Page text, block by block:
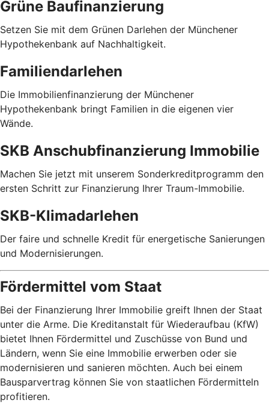
Grüne Baufinanzierung
Setzen Sie mit dem Grünen Darlehen der Münchener
Hypothekenbank auf Nachhaltigkeit.
Familiendarlehen
Die Immobilienfinanzierung der Münchener
Hypothekenbank bringt Familien in die eigenen vier
Wände.
SKB Anschubfinanzierung Immobilie
Machen Sie jetzt mit unserem Sonderkreditprogramm den
ersten Schritt zur Finanzierung Ihrer Traum-Immobilie.
SKB-Klimadarlehen
Der faire und schnelle Kredit für energetische Sanierungen
und Modernisierungen.
Fördermittel vom Staat
Bei der Finanzierung Ihrer Immobilie greift Ihnen der Staat
unter die Arme. Die Kreditanstalt für Wiederaufbau (KfW)
bietet Ihnen Fördermittel und Zuschüsse von Bund und
Ländern, wenn Sie eine Immobilie erwerben oder sie
modernisieren und sanieren möchten. Auch bei einem
Bausparvertrag können Sie von staatlichen Fördermitteln
profitieren.